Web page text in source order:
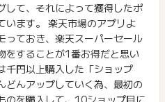
して、それによって獲得したポ
います。 楽天市場のアプリよ
っておき、楽天スーパーセール
をすることが1番お得だと思い
千円以上購入した「ショップ
どんアップしていく為、最初の